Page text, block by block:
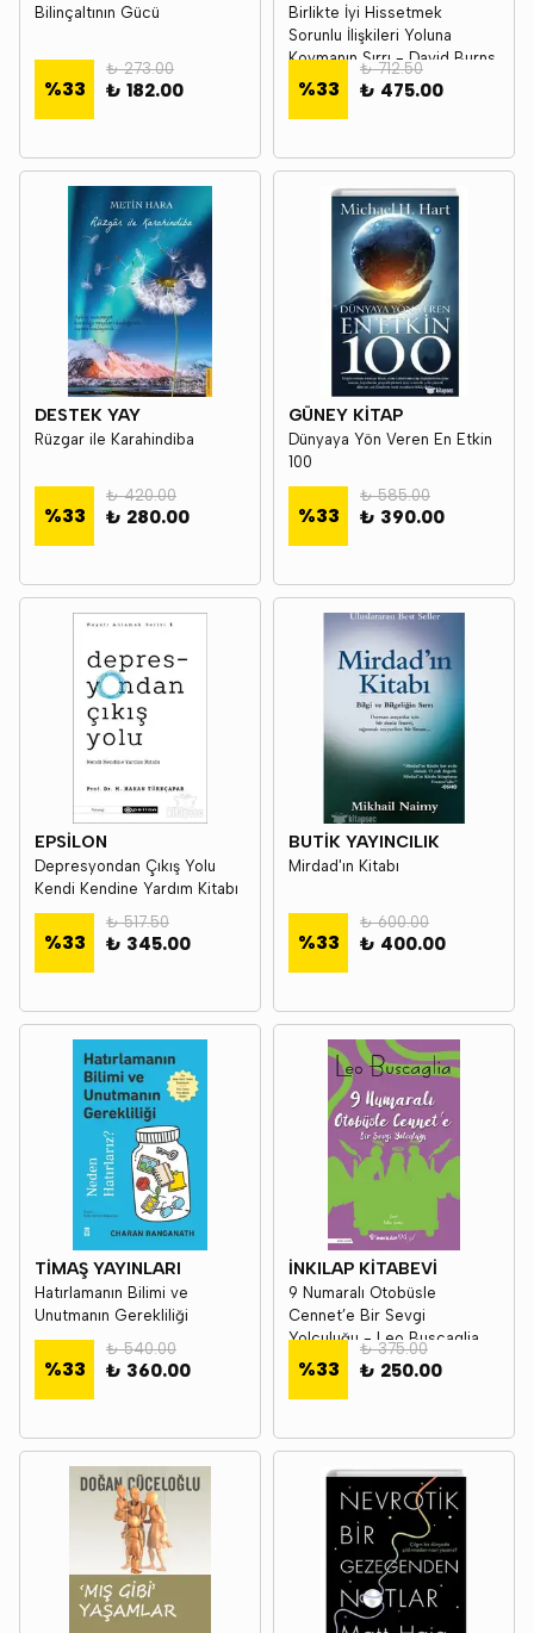
Bilinçaltının Gücü
%33
₺ 273.00
₺ 182.00
Birlikte İyi Hissetmek
Sorunlu İlişkileri Yoluna
Koymanın Sırrı - David Burns
%33
₺ 712.50
₺ 475.00
DESTEK YAY
Rüzgar ile Karahindiba
%33
₺ 420.00
₺ 280.00
GÜNEY KİTAP
Dünyaya Yön Veren En Etkin
100
%33
₺ 585.00
₺ 390.00
EPSİLON
Depresyondan Çıkış Yolu
Kendi Kendine Yardım Kitabı
%33
₺ 517.50
₺ 345.00
BUTİK YAYINCILIK
Mirdad'ın Kitabı
%33
₺ 600.00
₺ 400.00
TİMAŞ YAYINLARI
Hatırlamanın Bilimi ve
Unutmanın Gerekliliği
%33
₺ 540.00
₺ 360.00
İNKILAP KİTABEVİ
9 Numaralı Otobüsle
Cennet’e Bir Sevgi
Yolculuğu - Leo Buscaglia
%33
₺ 375.00
₺ 250.00